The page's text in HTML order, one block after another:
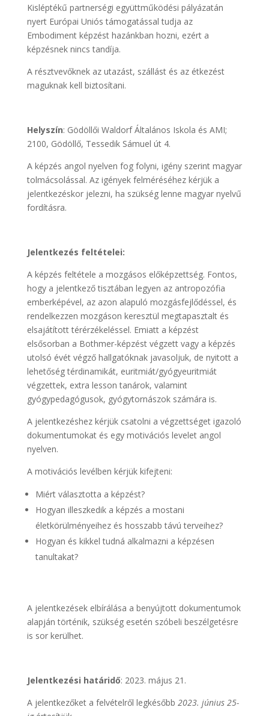
Kisléptékű partnerségi együttműködési pályázatán
nyert Európai Uniós támogatással tudja az
Embodiment képzést hazánkban hozni, ezért a
képzésnek nincs tandíja.
A résztvevőknek az utazást, szállást és az étkezést
maguknak kell biztosítani.
Helyszín: Gödöllői Waldorf Általános Iskola és AMI;
2100, Gödöllő, Tessedik Sámuel út 4.
A képzés angol nyelven fog folyni, igény szerint magyar
tolmácsolással. Az igények felméréséhez kérjük a
jelentkezéskor jelezni, ha szükség lenne magyar nyelvű
fordításra.
Jelentkezés feltételei:
A képzés feltétele a mozgásos előképzettség. Fontos,
hogy a jelentkező tisztában legyen az antropozófia
emberképével, az azon alapuló mozgásfejlődéssel, és
rendelkezzen mozgáson keresztül megtapasztalt és
elsajátított térérzékeléssel. Emiatt a képzést
elsősorban a Bothmer-képzést végzett vagy a képzés
utolsó évét végző hallgatóknak javasoljuk, de nyitott a
lehetőség térdinamikát, euritmiát/gyógyeuritmiát
végzettek, extra lesson tanárok, valamint
gyógypedagógusok, gyógytornászok számára is.
A jelentkezéshez kérjük csatolni a végzettséget igazoló
dokumentumokat és egy motivációs levelet angol
nyelven.
A motivációs levélben kérjük kifejteni:
Miért választotta a képzést?
Hogyan illeszkedik a képzés a mostani
életkörülményeihez és hosszabb távú terveihez?
Hogyan és kikkel tudná alkalmazni a képzésen
tanultakat?
A jelentkezések elbírálása a benyújtott dokumentumok
alapján történik, szükség esetén szóbeli beszélgetésre
is sor kerülhet.
Jelentkezési határidő: 2023. május 21.
A jelentkezőket a felvételről legkésőbb 2023. június 25-